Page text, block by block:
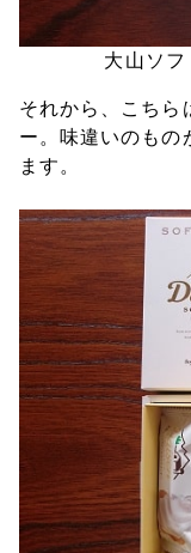
大山ソフ
それから、こちら
ー。味違いのもの
ます。